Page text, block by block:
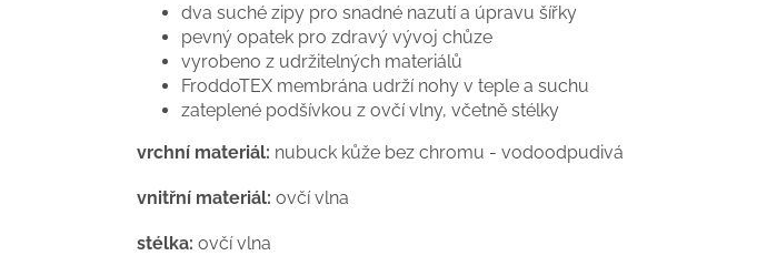
dva suché zipy pro snadné nazutí a úpravu šířky
pevný opatek pro zdravý vývoj chůze
vyrobeno z udržitelných materiálů
FroddoTEX membrána udrží nohy v teple a suchu
zateplené podšívkou z ovčí vlny, včetně stélky
vrchní materiál: nubuck kůže bez chromu - vodoodpudivá
vnitřní materiál: ovčí vlna
stélka: ovčí vlna